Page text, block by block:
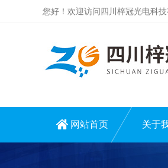
您好！欢迎访问四川梓冠光电科技
网站首页 关于